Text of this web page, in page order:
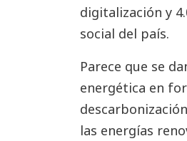
digitalización y
social del país.
Parece que se
energética en
las energías